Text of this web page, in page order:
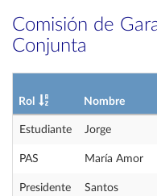
Comisión de
Conjunta
Rol Nombre
Estudiante Jorge
PAS María Amor
Presidente Santos